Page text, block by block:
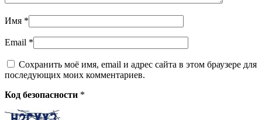
Имя *
Email *
Сохранить моё имя, email и адрес сайта в этом браузере для
последующих моих комментариев.
Код безопасности *